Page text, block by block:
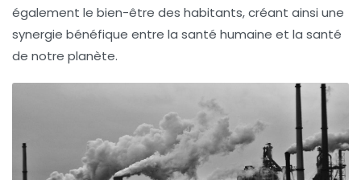
également le bien-être des habitants, créant ainsi une
synergie bénéfique entre la santé humaine et la santé
de notre planète.